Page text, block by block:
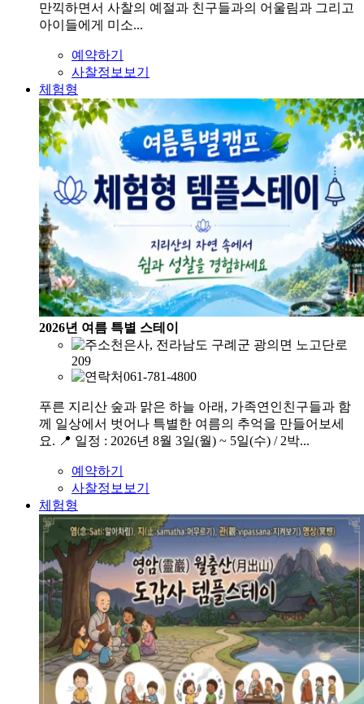
만끽하면서 사찰의 예절과 친구들과의 어울림과 그리고
아이들에게 미소...
예약하기
사찰정보보기
체험형
2026년 여름 특별 스테이
천은사, 전라남도 구례군 광의면 노고단로
209
061-781-4800
푸른 지리산 숲과 맑은 하늘 아래, 가족연인친구들과 함
께 일상에서 벗어나 특별한 여름의 추억을 만들어보세
요. 📍 일정 : 2026년 8월 3일(월) ~ 5일(수) / 2박...
예약하기
사찰정보보기
체험형